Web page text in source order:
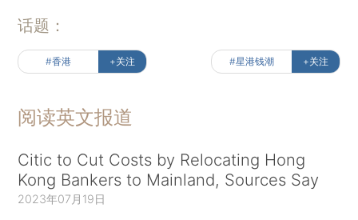
话题：
#香港 +关注 #星港钱潮 +关注
阅读英文报道
Citic to Cut Costs by Relocating Hong
Kong Bankers to Mainland, Sources Say
2023年07月19日